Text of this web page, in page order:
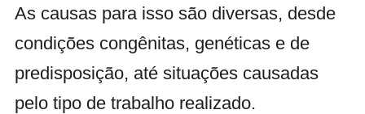
As causas para isso são diversas, desde
condições congênitas, genéticas e de
predisposição, até situações causadas
pelo tipo de trabalho realizado.